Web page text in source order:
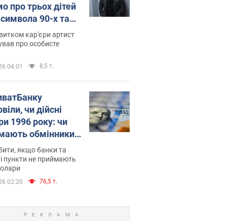
про трьох дітей
90-х та
вони
кар'єри артист
про особисте
04:01 8,5 т.
чи дійсні
1996 року: чи
обмінники
такі купюри
якщо банки та
пункти не приймають
02:20 76,5 т.